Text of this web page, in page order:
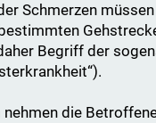
Schmerzen
Begriff der
die